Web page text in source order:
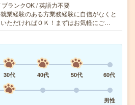
ランクOK / 英語力不要
業経験のある方業務経験に自信がなくと
ただければＯＫ！まずはお気軽にご…
30代 40代 50代
60代
男性